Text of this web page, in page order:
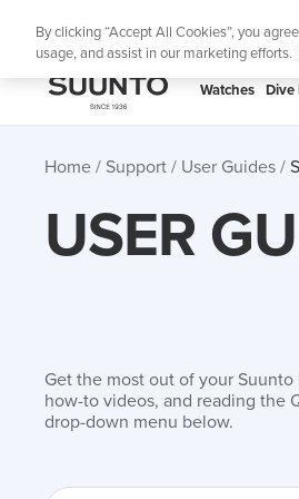
SUUNTO
Watches Dive
Home Support User Guides
USER
Get the most out of your
how-to videos, and reading the
drop-down menu below.
By clicking “Accept All Cookies”, you
usage, and assist in our marketing efforts.